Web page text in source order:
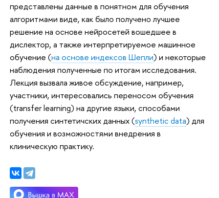
представлены данные в понятном для обучения
алгоритмами виде, как было получено лучшее
решение на основе нейросетей вошедшее в
дислектор, а также интерпретируемое машинное
обучение (на основе индексов Шепли) и некоторые
наблюдения полученные по итогам исследования.
Лекция вызвала живое обсуждение, например,
участники, интересовались переносом обучения
(transfer learning) на другие языки, способами
получения синтетичских данных (synthetic data) для
обучения и возможностями внедрения в
клиническую практику.